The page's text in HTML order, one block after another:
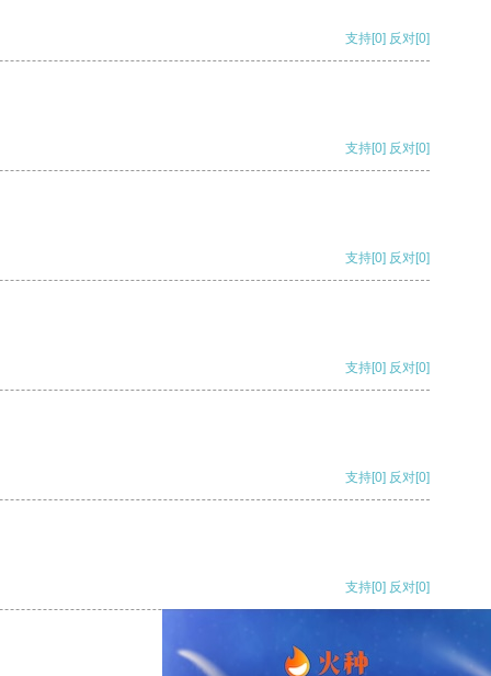
支持[0] 反对[0]
支持[0] 反对[0]
支持[0] 反对[0]
支持[0] 反对[0]
支持[0] 反对[0]
支持[0] 反对[0]